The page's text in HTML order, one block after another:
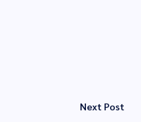
Next Post